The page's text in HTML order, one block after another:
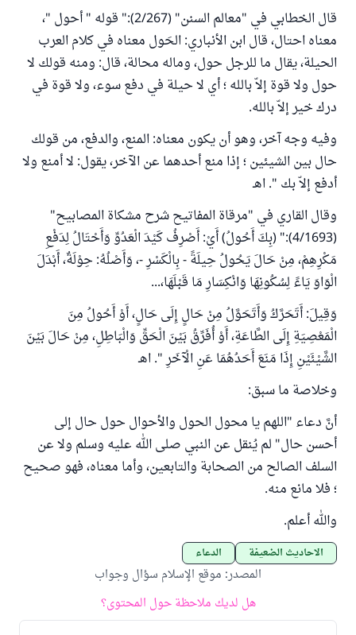
قال الخطابي في "معالم السنن" (2/267):" قوله " أحول "،
معناه احتال، قال ابن الأنباري: الحَول معناه في كلام العرب
الحيلة، يقال ما للرجل حول، وماله محالة، قال: ومنه قولك لا
حول ولا قوة إلاّ بالله ؛ أي لا حيلة في دفع سوء، ولا قوة في
درك خير إلاّ بالله.
وفيه وجه آخر، وهو أن يكون معناه: المنع، والدفع، من قولك
حال بين الشيئين ؛ إذا منع أحدهما عن الآخر، يقول: لا أمنع ولا
أدفع إلاّ بك ". اهـ
وقال القاري في "مرقاة المفاتيح شرح مشكاة المصابيح"
(4/1693):" (بِكَ أَحُولُ) أَيْ: أَصْرِفُ كَيْدَ الْعَدُوِّ وَأَحْتَالُ لِدَفْعِ
مَكْرِهِمْ، مِنْ حَالَ يَحُولُ حِيلَةً - بِالْكَسْرِ -، وَأَصْلُهُ: حِوْلَةٌ، أَبْدَلَ
الْوَاوَ يَاءً لِسُكُونِهَا وَانْكِسَارِ مَا قَبْلَهَا،...
وَقِيلَ: أَتَحَرَّكُ وَأَتَحَوَّلُ مِنْ حَالٍ إِلَى حَالٍ، أَوْ أَحُولُ مِنَ
الْمَعْصِيَةِ إِلَى الطَّاعَةِ، أَوْ أُفَرِّقُ بَيْنَ الْحَقِّ وَالْبَاطِلِ، مِنْ حَالَ بَيْنَ
الشَّيْئَيْنِ إِذَا مَنَعَ أَحَدُهُمَا عَنِ الْآخَرِ ". اهـ
وخلاصة ما سبق:
أنَّ دعاء "اللهم يا محول الحول والأحوال حول حال إلى
أحسن حال" لم يُنقل عن النبي صلى الله عليه وسلم ولا عن
السلف الصالح من الصحابة والتابعين، وأما معناه، فهو صحيح
؛ فلا مانع منه.
والله أعلم.
الأحاديث الضعيفة الدعاء
المصدر: موقع الإسلام سؤال وجواب
هل لديك ملاحظة حول المحتوى؟